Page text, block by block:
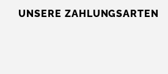
UNSERE ZAHLUNGSARTEN